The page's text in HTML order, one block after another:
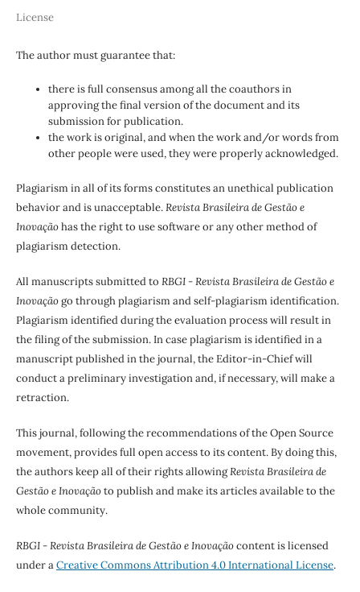
License
The author must guarantee that:
there is full consensus among all the coauthors in
approving the final version of the document and its
submission for publication.
the work is original, and when the work and/or words from
other people were used, they were properly acknowledged.
Plagiarism in all of its forms constitutes an unethical publication
behavior and is unacceptable.Revista Brasileira de Gestão e
Inovaçãohas the right to use software or any other method of
plagiarism detection.
All manuscripts submitted to RBGI - Revista Brasileira de Gestão e
Inovaçãogo through plagiarism and self-plagiarism identification.
Plagiarism identified during the evaluation process will result in
the filing of the submission. In case plagiarism is identified in a
manuscript published in the journal, the Editor-in-Chief will
conduct a preliminary investigation and, if necessary, will make a
retraction.
This journal, following the recommendations of the Open Source
movement, provides full open access to its content. By doing this,
the authors keep all of their rights allowingRevista Brasileira de
Gestão e Inovaçãoto publish and make its articles available to the
whole community.
RBGI - Revista Brasileira de Gestão e Inovaçãocontent is licensed
under aCreative Commons Attribution 4.0 International License.